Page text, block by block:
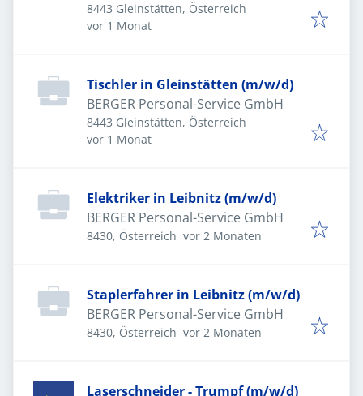
8443 Gleinstätten, Österreich
Veröffentlicht
vor 1 Monat
Tischler in Gleinstätten (m/w/d)
BERGER Personal-Service GmbH
8443 Gleinstätten, Österreich
Veröffentlicht
vor 1 Monat
Elektriker in Leibnitz (m/w/d)
BERGER Personal-Service GmbH
8430, Österreich Veröffentlicht:
vor 2 Monaten
Staplerfahrer in Leibnitz (m/w/d)
BERGER Personal-Service GmbH
8430, Österreich Veröffentlicht:
vor 2 Monaten
Laserschneider - Trumpf (m/w/d)